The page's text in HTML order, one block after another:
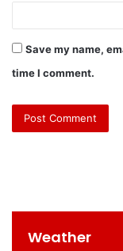
Save my name,
time I comment.
Weather